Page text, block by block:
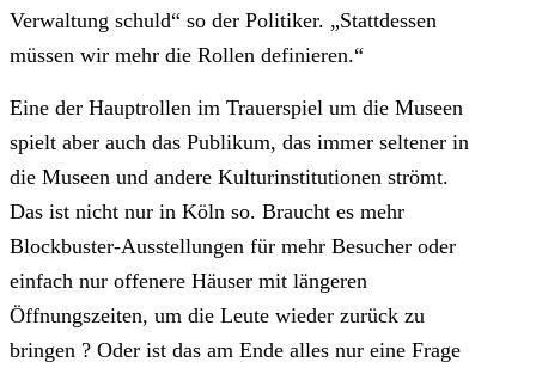
Verwaltung schuld“ so der Politiker. „Stattdessen
müssen wir mehr die Rollen definieren.“
Eine der Hauptrollen im Trauerspiel um die Museen
spielt aber auch das Publikum, das immer seltener in
die Museen und andere Kulturinstitutionen strömt.
Das ist nicht nur in Köln so. Braucht es mehr
Blockbuster-Ausstellungen für mehr Besucher oder
einfach nur offenere Häuser mit längeren
Öffnungszeiten, um die Leute wieder zurück zu
bringen ? Oder ist das am Ende alles nur eine Frage